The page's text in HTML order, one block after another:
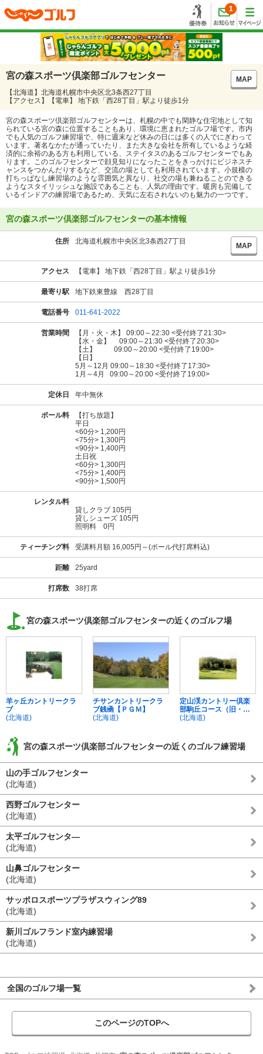
1
宮の森スポーツ倶楽部ゴルフセンター
MAP
【北海道】北海道札幌市中央区北3条西27丁目
【アクセス】【電車】 地下鉄「西28丁目」駅より徒歩1分
宮の森スポーツ倶楽部ゴルフセンターは、札幌の中でも閑静な住宅地として知
られている宮の森に位置することもあり、環境に恵まれたゴルフ場です。市内
でも人気のゴルフ練習場で、特に週末など休みの日には多くの人でにぎわって
います。著名なかたが通っていたり、また大きな会社を所有しているような経
済的に余裕のある方も利用している、ステイタスのあるゴルフセンターでもあ
ります。このゴルフセンターで顔見知りになったことをきっかけにビジネスチ
ャンスをつかんだりするなど、交流の場としても利用されています。小規模の
打ちっぱなし練習場のような雰囲気と異なり、社交の場も兼ねることのできる
ようなスタイリッシュな施設であることも、人気の理由です。暖房も完備して
いるインドアの練習場であるため、天気に左右されないのも魅力の一つです。
宮の森スポーツ倶楽部ゴルフセンターの基本情報
住所 北海道札幌市中央区北3条西27丁目
MAP
アクセス 【電車】 地下鉄「西28丁目」駅より徒歩1分
最寄り駅 地下鉄東豊線 西28丁目
電話番号 011-641-2022
営業時間
【月・火・木】 09:00～22:30 <受付終了21:30>
【水・金】 09:00～21:30 <受付終了20:30>
【土】 09:00～20:00 <受付終了19:00>
【日】
5月～12月 09:00～18:30 <受付終了17:30>
1月～4月 09:00～20:00 <受付終了19:00>
定休日 年中無休
ボール料
【打ち放題】
平日
<60分> 1,200円
<75分> 1,300円
<90分> 1,400円
土日祝
<60分> 1,300円
<75分> 1,400円
<90分> 1,500円
レンタル料
貸しクラブ 105円
貸しシューズ 105円
照明料 0円
ティーチング料 受講料月額 16,005円～(ボール代打席料込)
距離 25yard
打席数 38打席
宮の森スポーツ倶楽部ゴルフセンターの近くのゴルフ場
羊ヶ丘カントリークラ
ブ
(北海道)
チサンカントリークラ
ブ銭凾【ＰＧＭ】
(北海道)
定山渓カントリー倶楽
部駒丘コース（旧・札
幌南ＧＣ）
(北海道)
宮の森スポーツ倶楽部ゴルフセンターの近くのゴルフ練習場
山の手ゴルフセンター
(北海道)
西野ゴルフセンター
(北海道)
太平ゴルフセンタ―
(北海道)
山鼻ゴルフセンター
(北海道)
サッポロスポーツプラザスウィング89
(北海道)
新川ゴルフランド室内練習場
(北海道)
全国のゴルフ場一覧
このページのTOPへ